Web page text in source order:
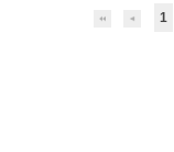
1